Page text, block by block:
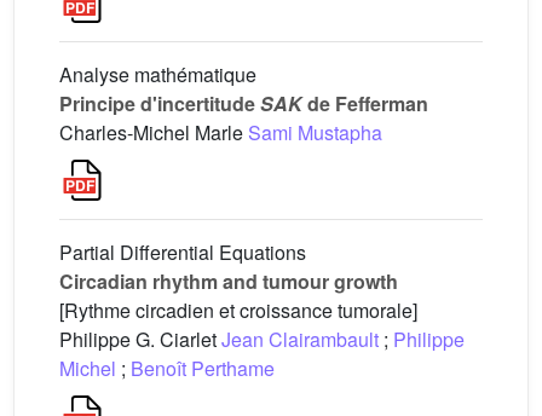
Analyse mathématique
Principe d'incertitudeSAKde Fefferman
Charles-Michel Marle Sami Mustapha
Partial Differential Equations
Circadian rhythm and tumour growth
[Rythme circadien et croissance tumorale]
Philippe G. CiarletJean Clairambault ; Philippe
Michel ; Benoît Perthame